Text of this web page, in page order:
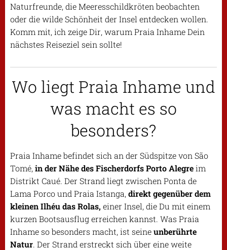
Naturfreunde, die Meeresschildkröten beobachten
oder die wilde Schönheit der Insel entdecken wollen.
Komm mit, ich zeige Dir, warum Praia Inhame Dein
nächstes Reiseziel sein sollte!
Wo liegt Praia Inhame und
was macht es so
besonders?
Praia Inhame befindet sich an der Südspitze von São
Tomé, in der Nähe des Fischerdorfs Porto Alegreim
Distrikt Caué. Der Strand liegt zwischen Ponta de
Lama Porco und Praia Istanga, direkt gegenüber dem
kleinen Ilhéu das Rolas, einer Insel, die Du mit einem
kurzen Bootsausflug erreichen kannst. Was Praia
Inhame so besonders macht, ist seineunberührte
Natur. Der Strand erstreckt sich über eine weite